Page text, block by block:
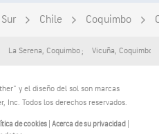
Chile Coquimbo
La Serena, Coquimbo Vicuña, Coquimbo
y el diseño del sol son marcas
Inc. Todos los derechos reservados.
de cookies Acerca de su privacidad